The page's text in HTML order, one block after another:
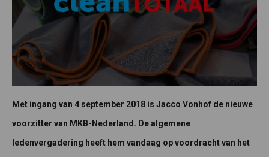
Met ingang van 4 september 2018 is Jacco Vonhof de nieuwe
voorzitter van MKB-Nederland. De algemene
ledenvergadering heeft hem vandaag op voordracht van het